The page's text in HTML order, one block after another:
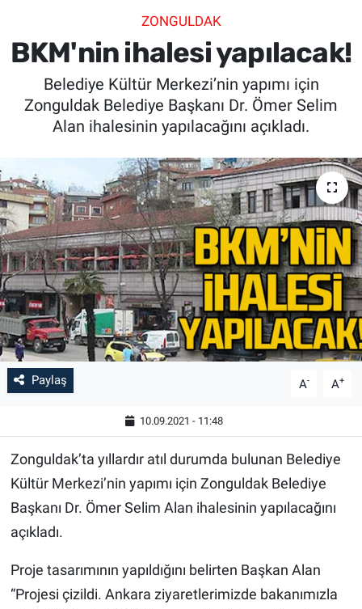
ZONGULDAK
BKM'nin ihalesi yapılacak!
Belediye Kültür Merkezi’nin yapımı için
Zonguldak Belediye Başkanı Dr. Ömer Selim
Alan ihalesinin yapılacağını açıkladı.
Paylaş A- A+
10.09.2021 - 11:48
Zonguldak’ta yıllardır atıl durumda bulunan Belediye
Kültür Merkezi’nin yapımı için Zonguldak Belediye
Başkanı Dr. Ömer Selim Alan ihalesinin yapılacağını
açıkladı.
Proje tasarımının yapıldığını belirten Başkan Alan
“Projesi çizildi. Ankara ziyaretlerimizde bakanımızla
SAĞLIK